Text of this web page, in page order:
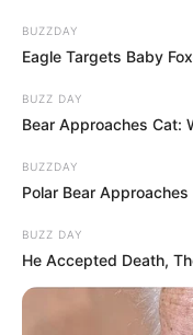
BUZZDAY
Eagle Targets Baby
BUZZ DAY
Bear Approaches Cat:
BUZZDAY
Polar Bear
BUZZ DAY
He Accepted Death,